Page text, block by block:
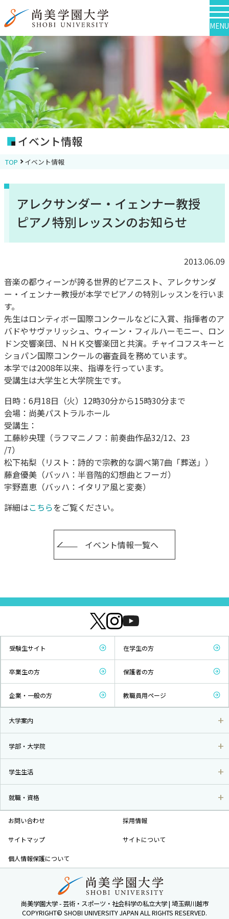
MENU
イベント情報
TOP イベント情報
アレクサンダー・イェンナー教授
ピアノ特別レッスンのお知らせ
2013.06.09
音楽の都ウィーンが誇る世界的ピアニスト、アレクサンダ
ー・ イェンナー教授が本学でピアノの特別レッスンを行いま
す。
先生はロンティボー国際コンクールなどに入賞、 指揮者のア
バドやサヴァリッシュ、ウィーン・フィルハーモニー、 ロン
ドン交響楽団、ＮＨＫ交響楽団と共演。 チャイコフスキーと
ショパン国際コンクールの審査員を務めています。
本学では2008年以来、指導を行っています。
受講生は大学生と大学院生です。
日時：6月18日（火）12時30分から15時30分まで
会場：尚美パストラルホール
受講生：
工藤紗央理（ラフマニノフ：前奏曲作品32/12、23
/7）
松下祐梨（リスト：詩的で宗教的な調べ第7曲「葬送」）
藤倉優美（バッハ：半音階的幻想曲とフーガ）
宇野嘉恵（バッハ：イタリア風と変奏）
詳細はこちらをご覧ください。
イベント情報一覧へ
受験生サイト 在学生の方
卒業生の方 保護者の方
企業・一般の方 教職員用ページ
大学案内
学部・大学院
学生生活
就職・資格
お問い合わせ 採用情報
サイトマップ サイトについて
個人情報保護について
尚美学園大学 - 芸術・スポーツ・社会科学の私立大学 | 埼玉県川越市
COPYRIGHT© SHOBI UNIVERSITY JAPAN ALL RIGHTS RESERVED.